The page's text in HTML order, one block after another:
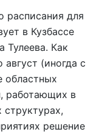
расписания для
в Кузбассе
Тулеева. Как
(иногда с
областных
работающих в
структурах,
решение